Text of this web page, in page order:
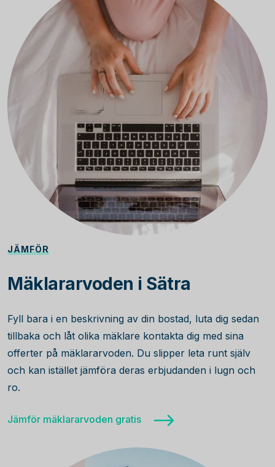
JÄMFÖR
Mäklararvoden i Sätra
Fyll bara i en beskrivning av din bostad, luta dig sedan
tillbaka och låt olika mäklare kontakta dig med sina
offerter på mäklararvoden. Du slipper leta runt själv
och kan istället jämföra deras erbjudanden i lugn och
ro.
Jämför mäklararvoden gratis